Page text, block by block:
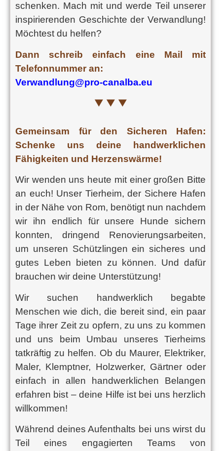
schenken. Mach mit und werde Teil unserer
inspirierenden Geschichte der Verwandlung!
Möchtest du helfen?
Dann schreib einfach eine Mail mit
Telefonnummer an:
Verwandlung@pro-canalba.eu
▼ ▼ ▼
Gemeinsam für den Sicheren Hafen:
Schenke uns deine handwerklichen
Fähigkeiten und Herzenswärme!
Wir wenden uns heute mit einer großen Bitte
an euch! Unser Tierheim, der Sichere Hafen
in der Nähe von Rom, benötigt nun nachdem
wir ihn endlich für unsere Hunde sichern
konnten, dringend Renovierungsarbeiten,
um unseren Schützlingen ein sicheres und
gutes Leben bieten zu können. Und dafür
brauchen wir deine Unterstützung!
Wir suchen handwerklich begabte
Menschen wie dich, die bereit sind, ein paar
Tage ihrer Zeit zu opfern, zu uns zu kommen
und uns beim Umbau unseres Tierheims
tatkräftig zu helfen. Ob du Maurer, Elektriker,
Maler, Klemptner, Holzwerker, Gärtner oder
einfach in allen handwerklichen Belangen
erfahren bist – deine Hilfe ist bei uns herzlich
willkommen!
Während deines Aufenthalts bei uns wirst du
Teil eines engagierten Teams von